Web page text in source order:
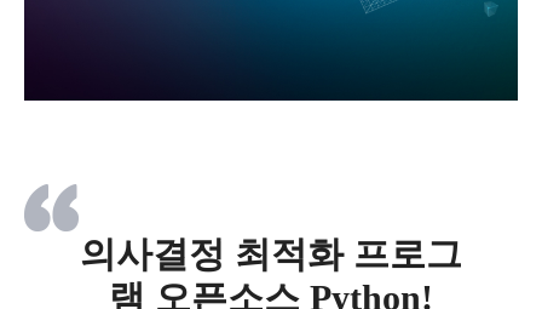
의사결정 최적화 프로그
램 오픈소스 Python!